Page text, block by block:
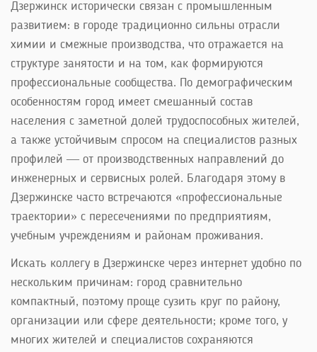
Дзержинск исторически связан с промышленным
развитием: в городе традиционно сильны отрасли
химии и смежные производства, что отражается на
структуре занятости и на том, как формируются
профессиональные сообщества. По демографическим
особенностям город имеет смешанный состав
населения с заметной долей трудоспособных жителей,
а также устойчивым спросом на специалистов разных
профилей — от производственных направлений до
инженерных и сервисных ролей. Благодаря этому в
Дзержинске часто встречаются «профессиональные
траектории» с пересечениями по предприятиям,
учебным учреждениям и районам проживания.
Искать коллегу в Дзержинске через интернет удобно по
нескольким причинам: город сравнительно
компактный, поэтому проще сузить круг по району,
организации или сфере деятельности; кроме того, у
многих жителей и специалистов сохраняются